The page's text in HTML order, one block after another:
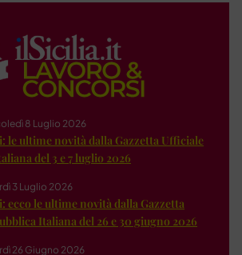
8 Luglio 2026
le ultime novità dalla Gazzetta Ufficiale
del 3 e 7 luglio 2026
3 Luglio 2026
ecco le ultime novità dalla Gazzetta
Italiana del 26 e 30 giugno 2026
26 Giugno 2026